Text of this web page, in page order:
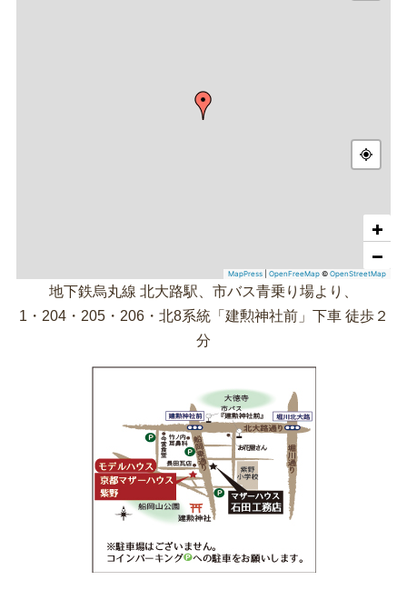
+
−
MapPress OpenFreeMap ©OpenStreetMap
地下鉄烏丸線 北大路駅、市バス青乗り場より、
1・204・205・206・北8系統「建勲神社前」下車 徒歩２
分